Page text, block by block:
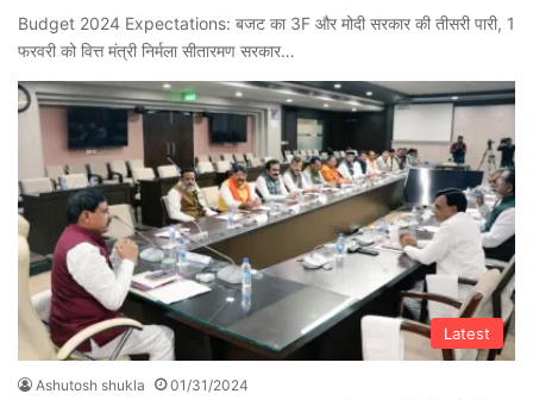
Budget 2024 Expectations: बजट का 3F और मोदी सरकार की तीसरी पारी, 1
फरवरी को वित्त मंत्री निर्मला सीतारमण सरकार…
Latest
Ashutosh shukla 01/31/2024